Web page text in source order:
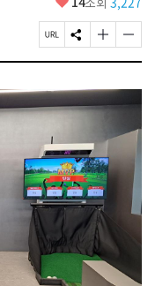
요
페
이
U
R
L
복
사
S
N
공
유
하
글
자
기
크
게
경
하
기
글
자
기
작
변
경
하
기